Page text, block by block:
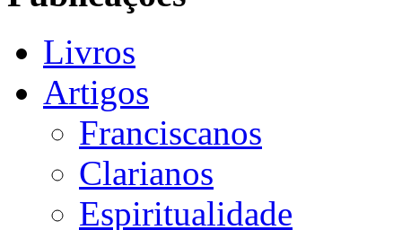
Livros
Artigos
Franciscanos
Clarianos
Espiritualidade